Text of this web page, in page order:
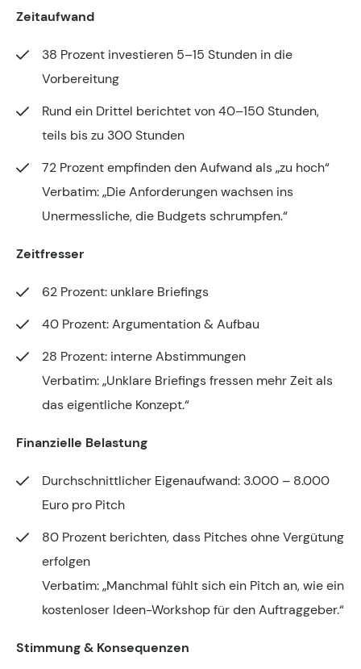
Zeitaufwand
38 Prozent investieren 5–15 Stunden in die
Vorbereitung
Rund ein Drittel berichtet von 40–150 Stunden,
teils bis zu 300 Stunden
72 Prozent empfinden den Aufwand als „zu hoch“
Verbatim:„Die Anforderungen wachsen ins
Unermessliche, die Budgets schrumpfen.“
Zeitfresser
62 Prozent: unklare Briefings
40 Prozent: Argumentation & Aufbau
28 Prozent: interne Abstimmungen
Verbatim:„Unklare Briefings fressen mehr Zeit als
das eigentliche Konzept.“
Finanzielle Belastung
Durchschnittlicher Eigenaufwand: 3.000 – 8.000
Euro pro Pitch
80 Prozent berichten, dass Pitches ohne Vergütung
erfolgen
Verbatim:„Manchmal fühlt sich ein Pitch an, wie ein
kostenloser Ideen-Workshop für den Auftraggeber.“
Stimmung & Konsequenzen